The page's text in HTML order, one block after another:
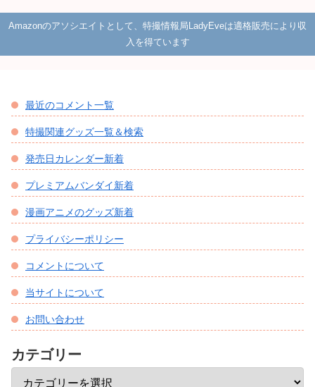
Amazonのアソシエイトとして、特撮情報局LadyEveは適格販売により収
入を得ています
最近のコメント一覧
特撮関連グッズ一覧＆検索
発売日カレンダー新着
プレミアムバンダイ新着
漫画アニメのグッズ新着
プライバシーポリシー
コメントについて
当サイトについて
お問い合わせ
カテゴリー